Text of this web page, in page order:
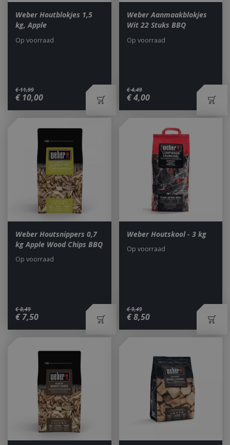
Weber Houtblokjes 1,5
kg, Apple
€ 11,99
€ 10,00
Op voorraad
Weber Aanmaakblokjes
Wit 22 Stuks BBQ
€ 4,49
€ 4,00
Op voorraad
Weber Houtsnippers 0,7
kg Apple Wood Chips BBQ
€ 8,49
€ 7,50
Op voorraad
Weber Houtskool - 3 kg
€ 9,49
€ 8,50
Op voorraad